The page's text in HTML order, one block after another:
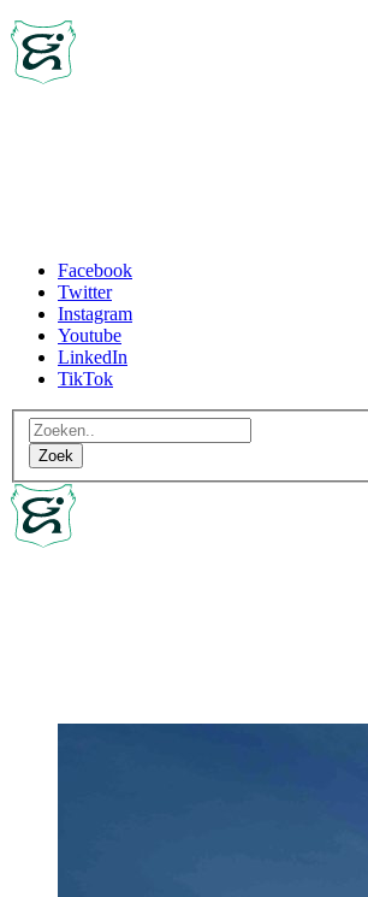
Facebook
Twitter
Instagram
Youtube
LinkedIn
TikTok